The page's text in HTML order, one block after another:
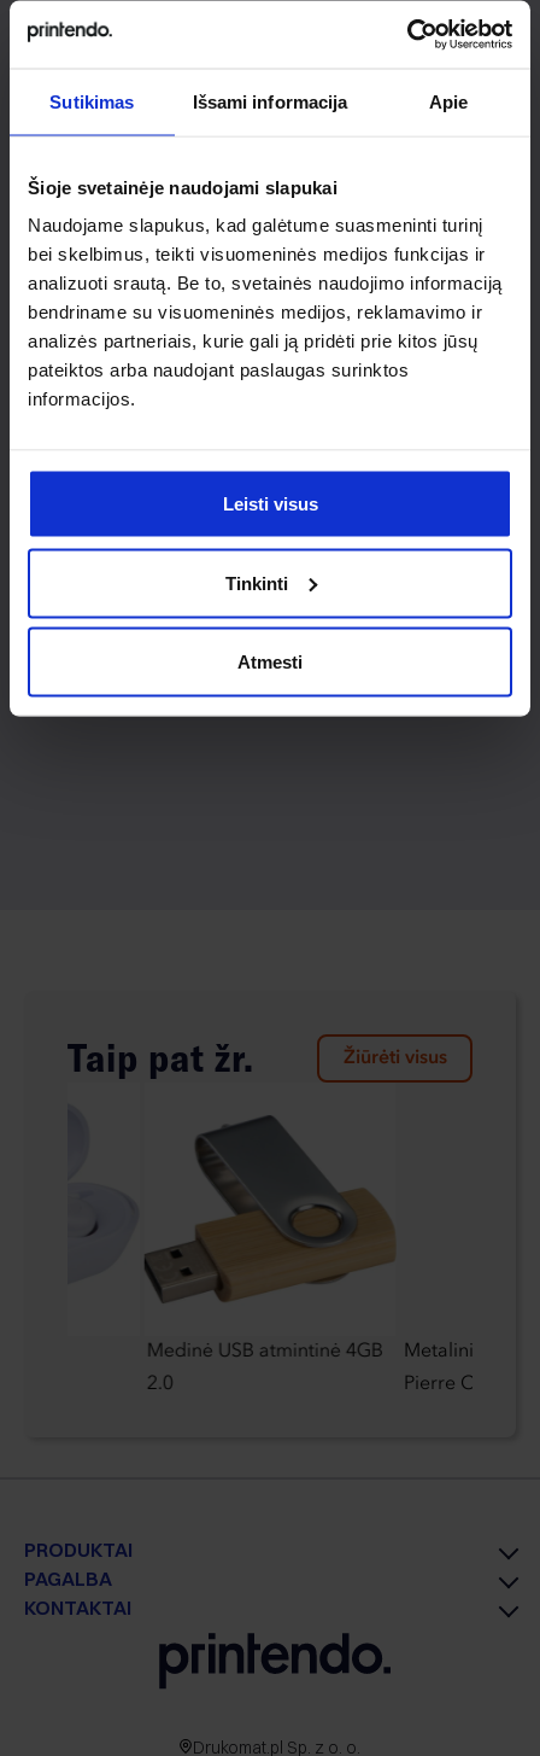
Sutikimas Išsami informacija Apie
Šioje svetainėje naudojami slapukai
Naudojame slapukus, kad galėtume suasmeninti turinį
bei skelbimus, teikti visuomeninės medijos funkcijas ir
analizuoti srautą. Be to, svetainės naudojimo informaciją
bendriname su visuomeninės medijos, reklamavimo ir
analizės partneriais, kurie gali ją pridėti prie kitos jūsų
pateiktos arba naudojant paslaugas surinktos
informacijos.
Leisti visus
Tinkinti
Atmesti
Ieškai
individualaus
sprendimo?
Susisiek su mumis dėl
nestandartinio produkto aptarimo.
Susisiekti
Taip pat žr. Žiūrėti visus
Medinė USB atmintinė 4GB
2.0
Metalinis
Pierre Cardin
PRODUKTAI
PAGALBA
KONTAKTAI
Drukomat.pl Sp. z o. o.